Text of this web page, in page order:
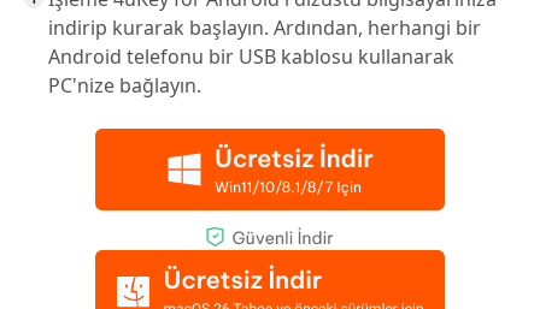
indirip kurarak başlayın. Ardından, herhangi bir
Android telefonu bir USB kablosu kullanarak
PC'nize bağlayın.